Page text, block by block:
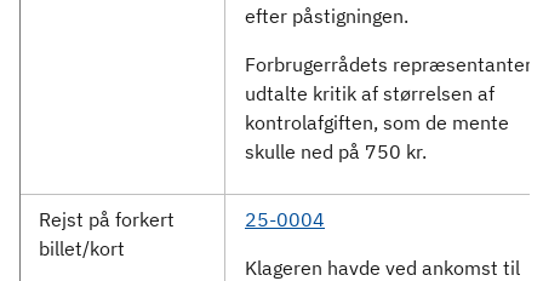
efter påstigningen.
Forbrugerrådets repræsentanter
udtalte kritik af størrelsen af
kontrolafgiften, som de mente
skulle ned på 750 kr.
Rejst på forkert
billet/kort
25-0004
Klageren havde ved ankomst til